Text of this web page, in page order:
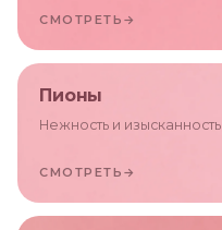
СМОТРЕТЬ →
Пионы
Нежность и изысканность
СМОТРЕТЬ →